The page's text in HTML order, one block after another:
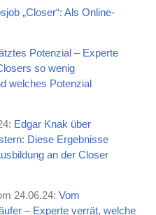
„Closer“: Als Online-
Potenzial – Experte
so wenig
welches Potenzial
Edgar Knak über
Diese Ergebnisse
an der Closer
24.06.24: Vom
– Experte verrät, welche